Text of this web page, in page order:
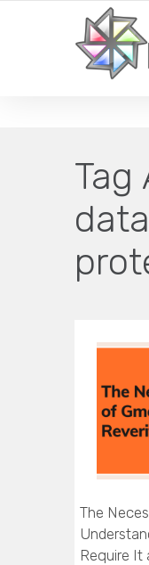
YOUR
Tag
data
The
Require It